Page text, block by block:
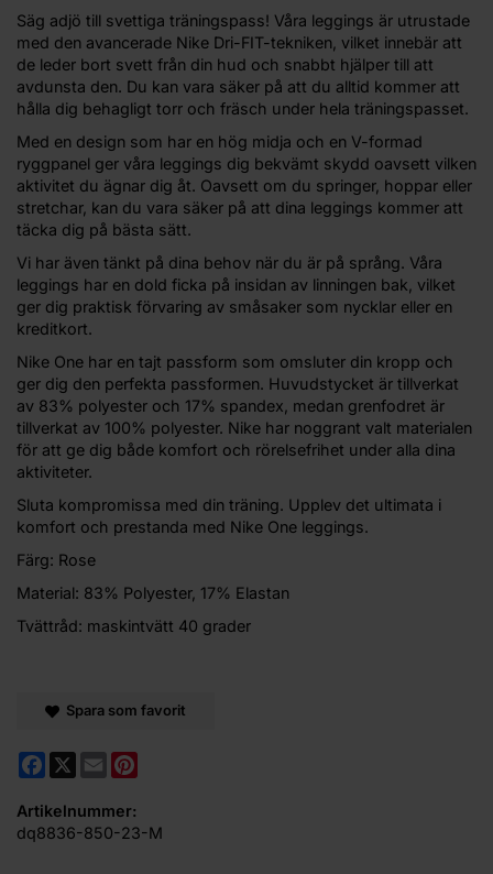
Säg adjö till svettiga träningspass! Våra leggings är utrustade
med den avancerade Nike Dri-FIT-tekniken, vilket innebär att
de leder bort svett från din hud och snabbt hjälper till att
avdunsta den. Du kan vara säker på att du alltid kommer att
hålla dig behagligt torr och fräsch under hela träningspasset.
Med en design som har en hög midja och en V-formad
ryggpanel ger våra leggings dig bekvämt skydd oavsett vilken
aktivitet du ägnar dig åt. Oavsett om du springer, hoppar eller
stretchar, kan du vara säker på att dina leggings kommer att
täcka dig på bästa sätt.
Vi har även tänkt på dina behov när du är på språng. Våra
leggings har en dold ficka på insidan av linningen bak, vilket
ger dig praktisk förvaring av småsaker som nycklar eller en
kreditkort.
Nike One har en tajt passform som omsluter din kropp och
ger dig den perfekta passformen. Huvudstycket är tillverkat
av 83% polyester och 17% spandex, medan grenfodret är
tillverkat av 100% polyester. Nike har noggrant valt materialen
för att ge dig både komfort och rörelsefrihet under alla dina
aktiviteter.
Sluta kompromissa med din träning. Upplev det ultimata i
komfort och prestanda med Nike One leggings.
Färg: Rose
Material: 83% Polyester, 17% Elastan
Tvättråd: maskintvätt 40 grader
Spara som favorit
Facebook
X Email
Artikelnummer:
dq8836-850-23-M